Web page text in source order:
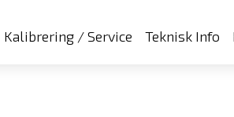
Kalibrering / Service Teknisk Info